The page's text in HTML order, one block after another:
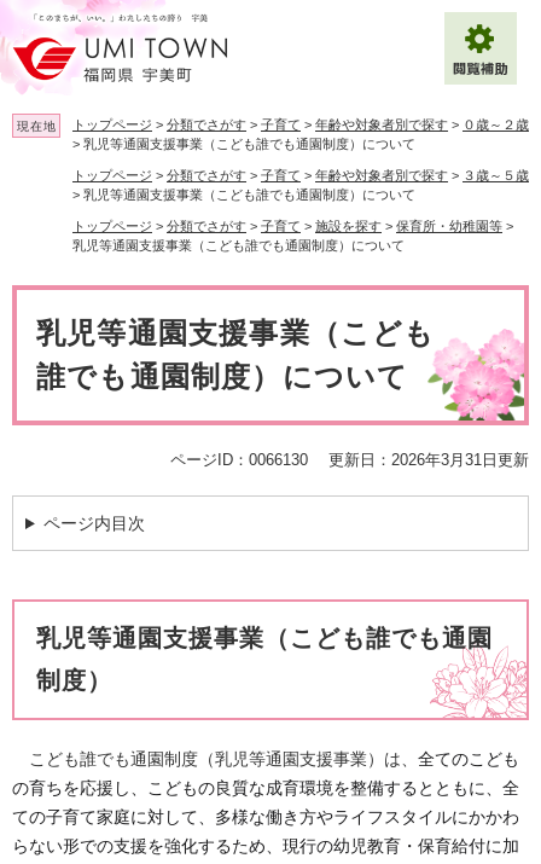
ー
ジ
の
先
頭
ニ
ュ
ー
を
飛
へ
文字サイズ 標準 拡大
背景色変更 白 黒 青
Multilingual（English・中文・한글）
現在地 トップページ > 分類でさがす > 子育て > 年齢や対象者別で探す > ０歳～２歳
> 乳児等通園支援事業（こども誰でも通園制度）について
トップページ > 分類でさがす > 子育て > 年齢や対象者別で探す > ３歳～５歳
> 乳児等通園支援事業（こども誰でも通園制度）について
トップページ > 分類でさがす > 子育て > 施設を探す > 保育所・幼稚園等 >
乳児等通園支援事業（こども誰でも通園制度）について
乳児等通園支援事業（こども
誰でも通園制度）について
ページID：0066130 更新日：2026年3月31日更新
ページ内目次
乳児等通園支援事業（こども誰でも通園
制度）
こども誰でも通園制度（乳児等通園支援事業）は、​ 全てのこども
の育ちを応援し、こどもの良質な成育環境を整備するとともに、全
ての子育て家庭に対して、多様な働き方やライフスタイルにかかわ
らない形での支援を強化するため、現行の幼児教育・保育給付に加